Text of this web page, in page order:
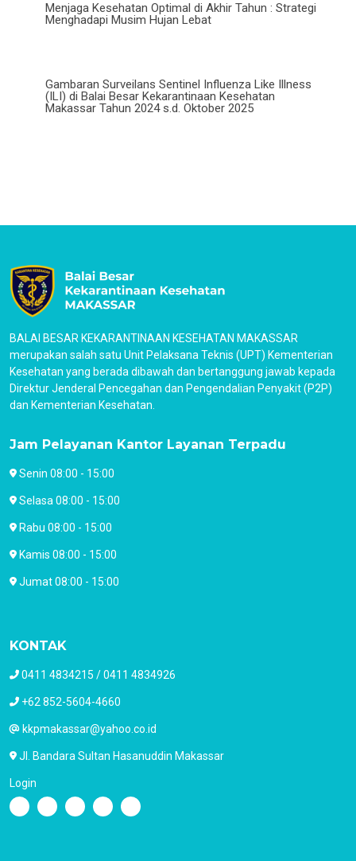
Menjaga Kesehatan Optimal di Akhir Tahun : Strategi
Menghadapi Musim Hujan Lebat
Gambaran Surveilans Sentinel Influenza Like Illness
(ILI) di Balai Besar Kekarantinaan Kesehatan
Makassar Tahun 2024 s.d. Oktober 2025
BALAI BESAR KEKARANTINAAN KESEHATAN MAKASSAR
merupakan salah satu Unit Pelaksana Teknis (UPT) Kementerian
Kesehatan yang berada dibawah dan bertanggung jawab kepada
Direktur Jenderal Pencegahan dan Pengendalian Penyakit (P2P)
dan Kementerian Kesehatan.
Jam Pelayanan Kantor Layanan Terpadu
Senin 08:00 - 15:00
Selasa 08:00 - 15:00
Rabu 08:00 - 15:00
Kamis 08:00 - 15:00
Jumat 08:00 - 15:00
KONTAK
0411 4834215 / 0411 4834926
+62 852-5604-4660
kkpmakassar@yahoo.co.id
Jl. Bandara Sultan Hasanuddin Makassar
Login